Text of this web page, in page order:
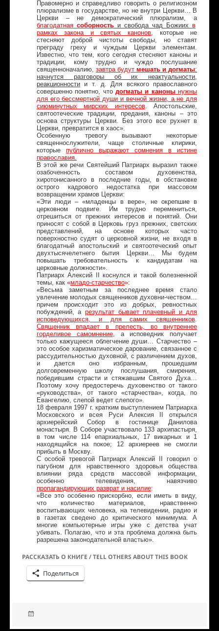
Правомерно и справедливо говорить о религиозном
плюрализме в государстве, но не внутри Церкви… В
Церкви – не демократический плюрализм, а
благодатная соборность и свобода чад Божиихв
рамках закона и святых канонов , которые не
стесняют доброй чистоты свободы, но ставят
преграду греху и чуждым Церкви элементам.
Известно, что тем, кого сегодня стесняют каноны и
традиции, кому трудно и чуждо послушание
священноначалию, завтра будутмешать и догматы:
начнутся разговоры об их неактуальности,
реакционностии т. д. Для всякого православного
совершенно понятно, что догматы и канонынужны
для его бессмертной души и вечной жизни, а не для
сиюминутных мирских интересов. Апостольские,
святоотеческие традиции, предания, каноны – это
основа структуры Церкви. Без этого все рухнет в
Церкви, превратится в хаос».
Особенную тревогу вызывают некоторые
священнослужители, чаще столичные клирики,
которые публично выражают сомнения в истине
православия.
В этой же речи Святейший Патриарх выразил также
озабоченность составом духовенства,
хиротонисанного в последние годы, в обстановке
острого кадрового недостатка при массовом
возвращении храмов Церкви:
«Эти люди – «младенцы в вере», не окрепшие в
церковном подвиге. Им трудно перемениться,
отрешиться от прежних интересов и понятий. Они
приносят с собой в Церковь груз прежних, светских
представлений, на основе которых часто
поверхностно судят о церковной жизни, не входя в
благодатный апостольский и святоотеческий опыт
двухтысячелетнего бытия Церкви… Мы будем
повышать требовательность к кандидатам на
церковные должности».
Патриарх Алексий II коснулся и такой болезненной
темы, как «младо-старчество»:
«Весьма заметным за последнее время стало
увлечение молодых священников духовни-чеством…
причем происходит это из добрых, ревностных
побуждений, а результат бывает плачевный и для
исповедующихся, и для самих священников
Священник впадает в прелесть, во внутреннее
горделивое самомнение, а исповедник получает
только кажущееся облегчение души… Старчество –
это особое харизматическое дарование, связанное с
рассудительностью духовной, с различением духов,
и дается оно избранным, прошедшим
долговременную школу послушания, смирения,
победившим страсти и стяжавшим Святого Духа…
Поэтому хочу предостеречь духовенство от такого
«руководства», от такого «старчества», когда, по
Евангелию, слепой ведет слепого».
18 февраля 1997 г. кратким выступлением Патриарха
Московского и всея Руси Алексия II открылся
архиерейский Собор в гостинице Данилова
монастыря. В Соборе участвовало 133 архипастыря,
в том числе 114 епархиальных, 17 викарных и 1
находящийся на покое; 12 архиереев не смогли
прибыть в Москву.
С особой тревогой Патриарх Алексий II говорил о
пагубном для нравственного здоровья общества
влиянии ряда средств массовой информации,
особенно телевидения, навязчиво
пропагандирующих разврат и насилие:
«Все это особенно прискорбно, если иметь в виду,
что количество материалов, нравственно
воспитывающих человека, на телевидении, радио и
в газетах сведено до критического минимума. А
многие компьютерные игры уже с детства учат
убивать. Полагаю, что и эта проблема должна быть
разрешена законодательной властью».
РАССКАЗАТЬ О КНИГЕ / TELL OTHERS ABOUT THIS BOOK
Поделиться